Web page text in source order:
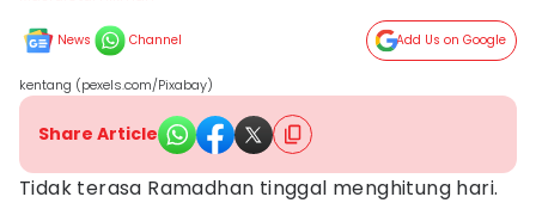
News Channel Add Us on Google
kentang (pexels.com/Pixabay)
Share Article
Tidak terasa Ramadhan tinggal menghitung hari.